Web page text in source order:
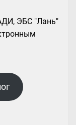
ЭБС "Лань"